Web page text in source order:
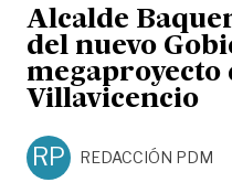
Alcalde
del nuevo
megaproyecto
Villavicencio
RP REDACCIÓN PDM